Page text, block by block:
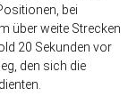
bei
über weite Strecken
20 Sekunden vor
den sich die